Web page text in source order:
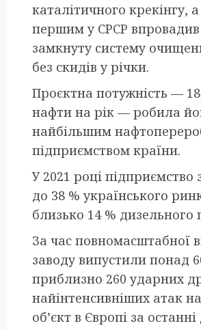
каталітичного крекінгу,
першим у СРСР впровадив
замкнуту систему
без скидів у річки.
Проєктна потужність —
нафти на рік — робила
найбільшим
підприємством країни.
У 2021 році підприємство
до 38 % українського
близько 14 % дизельного
За час повномасштабної
заводу випустили понад
приблизно 260 ударних
найінтенсивніших атак
об’єкт в Європі за останні